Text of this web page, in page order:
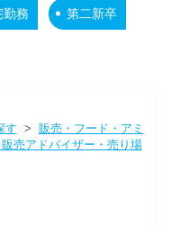
勤務 第二新卒
す > 販売・フード・アミ
売アドバイザー・売り場